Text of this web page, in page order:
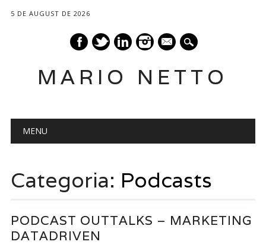
5 DE AUGUST DE 2026
mail
MARIO NETTO
Main menu
MENU
Categoria: Podcasts
PODCAST OUTTALKS – MARKETING
DATADRIVEN